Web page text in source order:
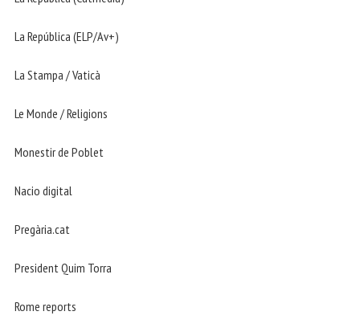
La República (ELP/Av+)
La Stampa / Vaticà
Le Monde / Religions
Monestir de Poblet
Nacio digital
Pregària.cat
President Quim Torra
Rome reports